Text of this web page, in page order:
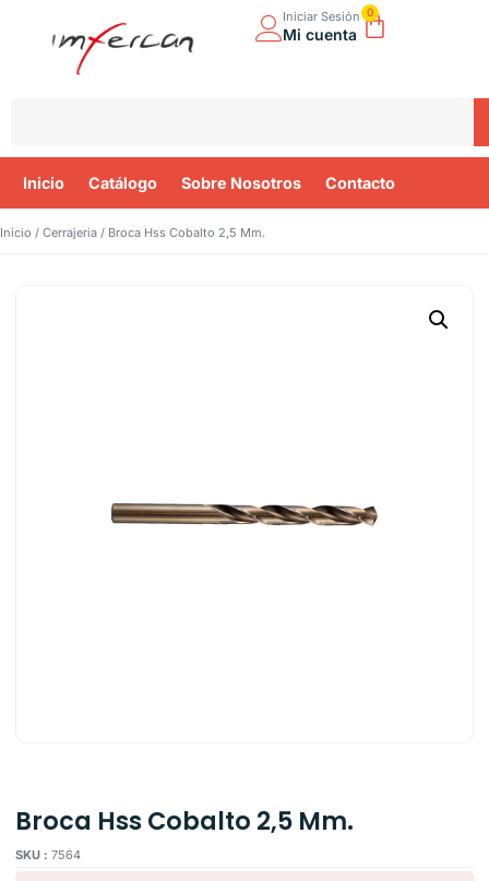
Iniciar Sesión
Mi cuenta
0
Inicio Catálogo Sobre Nosotros Contacto
Inicio / Cerrajeria / Broca Hss Cobalto 2,5 Mm.
Broca Hss Cobalto 2,5 Mm.
SKU : 7564